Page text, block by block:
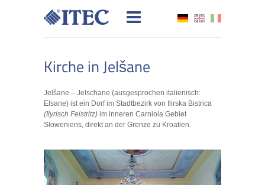
Kirche in Jelšane
Jelšane – Jelschane (ausgesprochen italienisch:
Elsane) ist ein Dorf im Stadtbezirk von Ilirska Bistrica
(Ilyrisch Feistritz) im inneren Carniola Gebiet
Sloweniens, direkt an der Grenze zu Kroatien.